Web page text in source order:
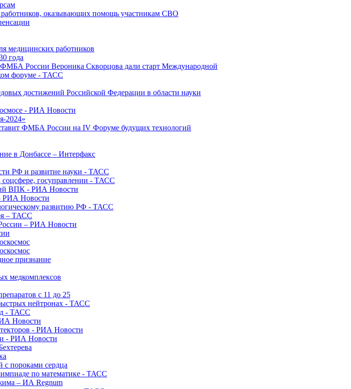
работников, оказывающих помощь участникам СВО
медицинских работников
года
России Вероника Скворцова дали старт Международной
форуме - ТАСС
достижений Российской Федерации в области науки
- РИА Новости
2024»
ФМБА России на IV Форуме будущих технологий
в Донбассе – Интерфакс
РФ и развитие науки - ТАСС
госуправлении - ТАСС
ВПК - РИА Новости
РИА Новости
развитию РФ - ТАСС
– ТАСС
– РИА Новости
признание
медкомплексов
с 11 до 25
нейтронах - ТАСС
- ТАСС
Новости
- РИА Новости
- РИА Новости
с пороками сердца
по математике - ТАСС
– ИА Regnum